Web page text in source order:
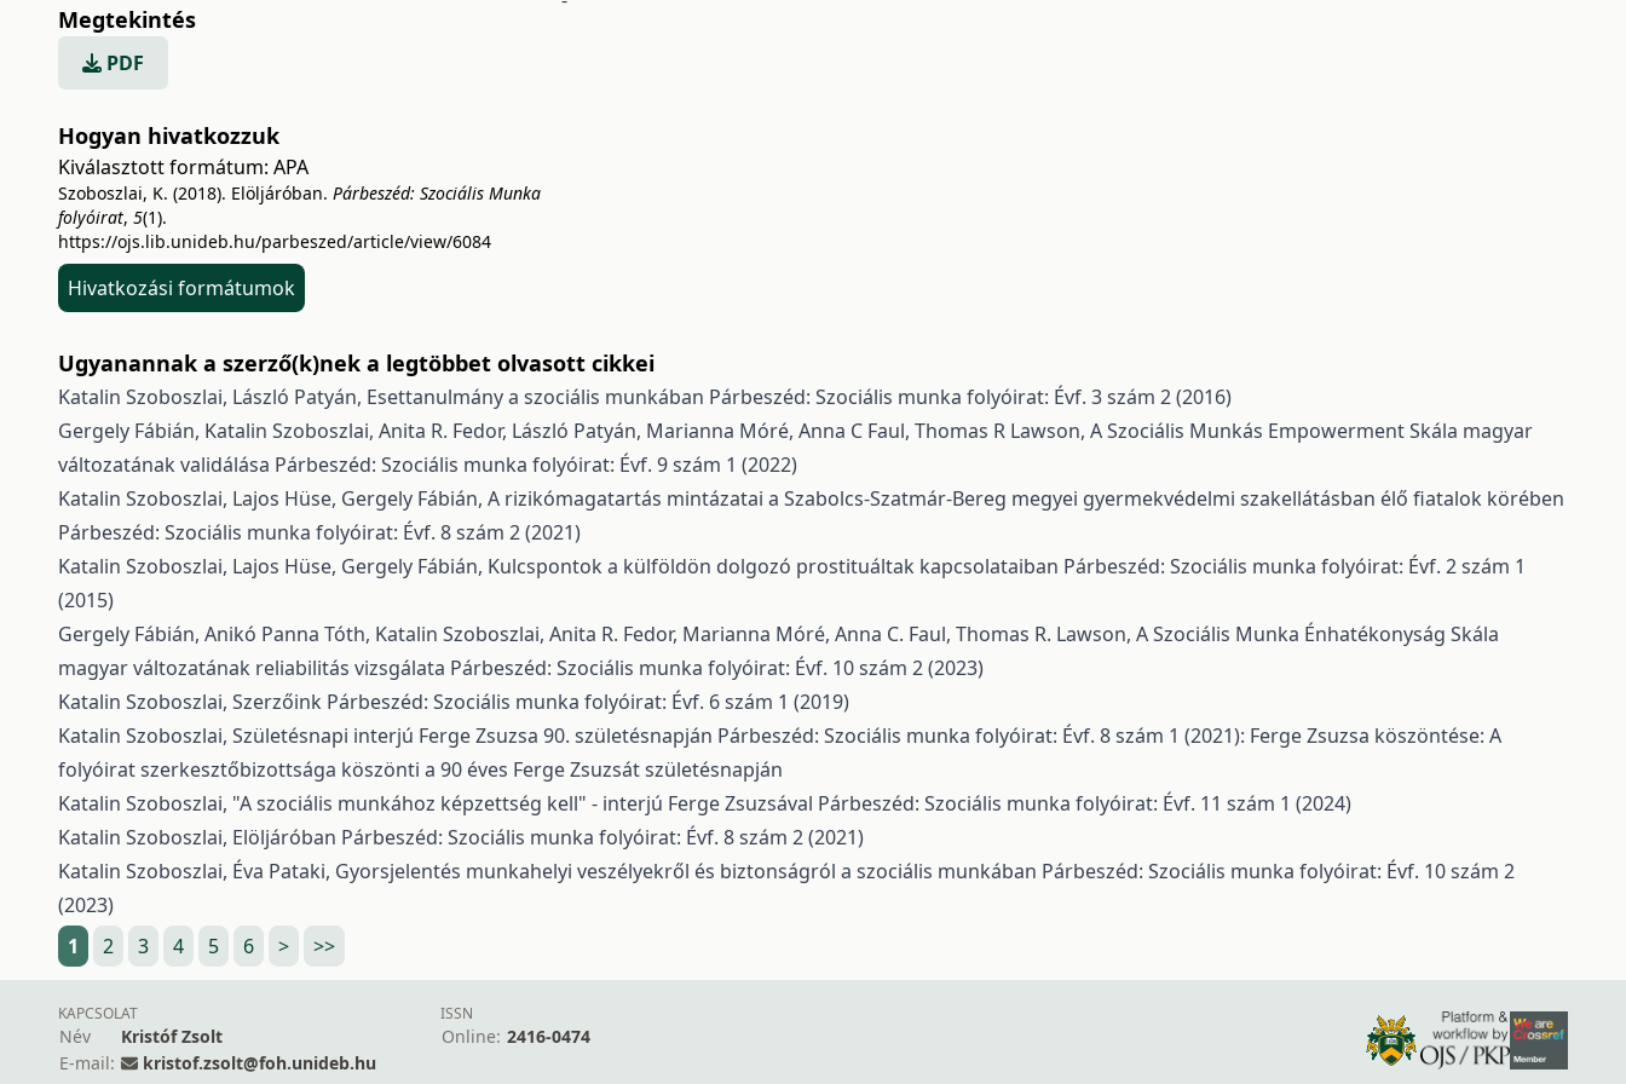
Megtekintés
PDF
Hogyan hivatkozzuk
Kiválasztott formátum: APA
Szoboszlai, K. (2018). Elöljáróban. Párbeszéd: Szociális Munka
folyóirat, 5(1).
https://ojs.lib.unideb.hu/parbeszed/article/view/6084
Hivatkozási formátumok
Ugyanannak a szerző(k)nek a legtöbbet olvasott cikkei
Katalin Szoboszlai, László Patyán, Esettanulmány a szociális munkában Párbeszéd: Szociális munka folyóirat: Évf. 3 szám 2 (2016)
Gergely Fábián, Katalin Szoboszlai, Anita R. Fedor, László Patyán, Marianna Móré, Anna C Faul, Thomas R Lawson, A Szociális Munkás Empowerment Skála magyar
változatának validálása Párbeszéd: Szociális munka folyóirat: Évf. 9 szám 1 (2022)
Katalin Szoboszlai, Lajos Hüse, Gergely Fábián, A rizikómagatartás mintázatai a Szabolcs-Szatmár-Bereg megyei gyermekvédelmi szakellátásban élő fiatalok körében
Párbeszéd: Szociális munka folyóirat: Évf. 8 szám 2 (2021)
Katalin Szoboszlai, Lajos Hüse, Gergely Fábián, Kulcspontok a külföldön dolgozó prostituáltak kapcsolataiban Párbeszéd: Szociális munka folyóirat: Évf. 2 szám 1
(2015)
Gergely Fábián, Anikó Panna Tóth, Katalin Szoboszlai, Anita R. Fedor, Marianna Móré, Anna C. Faul, Thomas R. Lawson, A Szociális Munka Énhatékonyság Skála
magyar változatának reliabilitás vizsgálata Párbeszéd: Szociális munka folyóirat: Évf. 10 szám 2 (2023)
Katalin Szoboszlai, Szerzőink Párbeszéd: Szociális munka folyóirat: Évf. 6 szám 1 (2019)
Katalin Szoboszlai, Születésnapi interjú Ferge Zsuzsa 90. születésnapján Párbeszéd: Szociális munka folyóirat: Évf. 8 szám 1 (2021): Ferge Zsuzsa köszöntése: A
folyóirat szerkesztőbizottsága köszönti a 90 éves Ferge Zsuzsát születésnapján
Katalin Szoboszlai, "A szociális munkához képzettség kell" - interjú Ferge Zsuzsával Párbeszéd: Szociális munka folyóirat: Évf. 11 szám 1 (2024)
Katalin Szoboszlai, Elöljáróban Párbeszéd: Szociális munka folyóirat: Évf. 8 szám 2 (2021)
Katalin Szoboszlai, Éva Pataki, Gyorsjelentés munkahelyi veszélyekről és biztonságról a szociális munkában Párbeszéd: Szociális munka folyóirat: Évf. 10 szám 2
(2023)
1
2 3 4 5 6 > >>
KAPCSOLAT
Név
Kristóf Zsolt
E-mail:
kristof.zsolt@foh.unideb.hu
ISSN
Online: 2416-0474